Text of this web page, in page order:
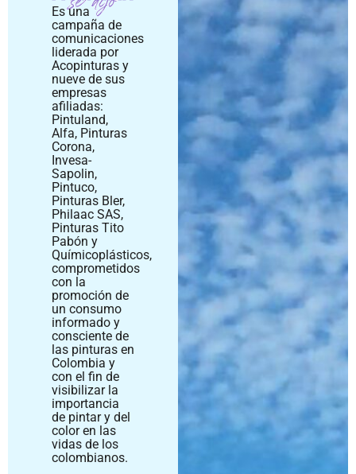
Es una
campaña de
comunicaciones
liderada por
Acopinturas y
nueve de sus
empresas
afiliadas:
Pintuland,
Alfa, Pinturas
Corona,
Invesa-
Sapolin,
Pintuco,
Pinturas Bler,
Philaac SAS,
Pinturas Tito
Pabón y
Químicoplásticos,
comprometidos
con la
promoción de
un consumo
informado y
consciente de
las pinturas en
Colombia y
con el fin de
visibilizar la
importancia
de pintar y del
color en las
vidas de los
colombianos.